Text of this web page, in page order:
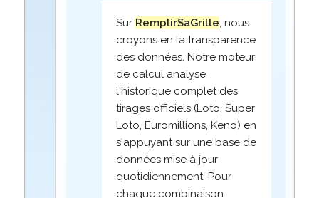
Sur RemplirSaGrille, nous
croyons en la transparence
des données. Notre moteur
de calcul analyse
l'historique complet des
tirages officiels (Loto, Super
Loto, Euromillions, Keno) en
s'appuyant sur une base de
données mise à jour
quotidiennement. Pour
chaque combinaison